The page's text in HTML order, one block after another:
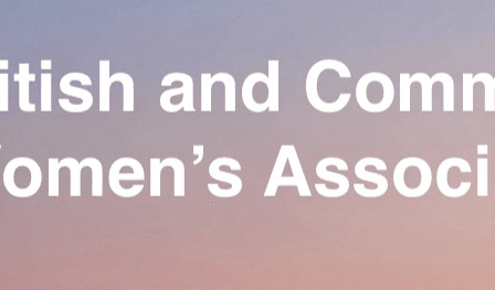
Exporter uniquement les colonnes affichées
Ajoutez un logo, un bouton, des réseaux sociaux